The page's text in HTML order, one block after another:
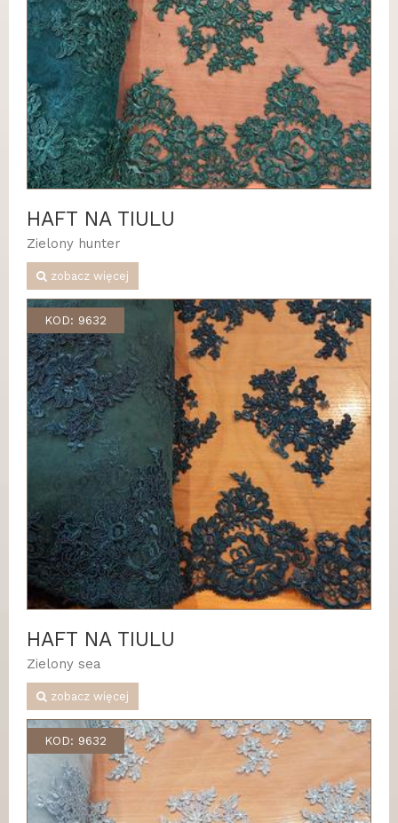
HAFT NA TIULU
Zielony hunter
zobacz więcej
KOD: 9632
HAFT NA TIULU
Zielony sea
zobacz więcej
KOD: 9632